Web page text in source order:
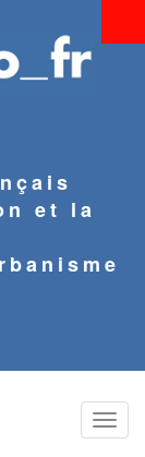
et la
Toggle